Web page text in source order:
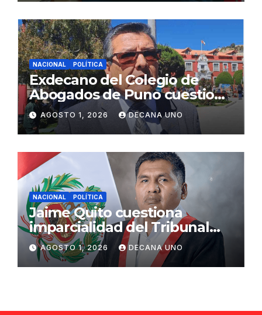
NACIONAL POLÍTICA
Exdecano del Colegio de
Abogados de Puno cuestiona
propuestas sobre seguridad
ciudadana
AGOSTO 1, 2026 DECANA UNO
NACIONAL POLÍTICA
Jaime Quito cuestiona
imparcialidad del Tribunal
Constitucional tras liberación
de Ollanta Humala
AGOSTO 1, 2026 DECANA UNO